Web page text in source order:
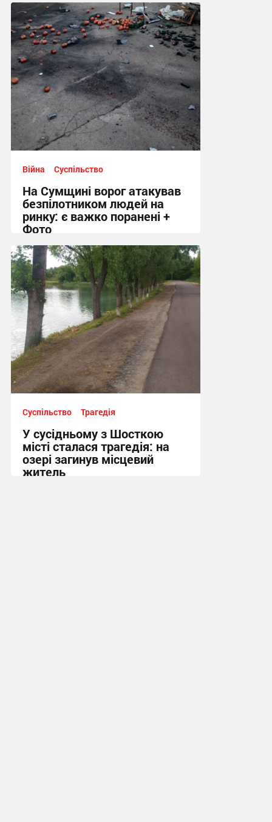
12:44 сьогодні
Війна Суспільство
На Сумщині ворог атакував
безпілотником людей на
ринку: є важко поранені +
Фото
10:41 сьогодні
Суспільство Трагедія
У сусідньому з Шосткою
місті сталася трагедія: на
озері загинув місцевий
житель